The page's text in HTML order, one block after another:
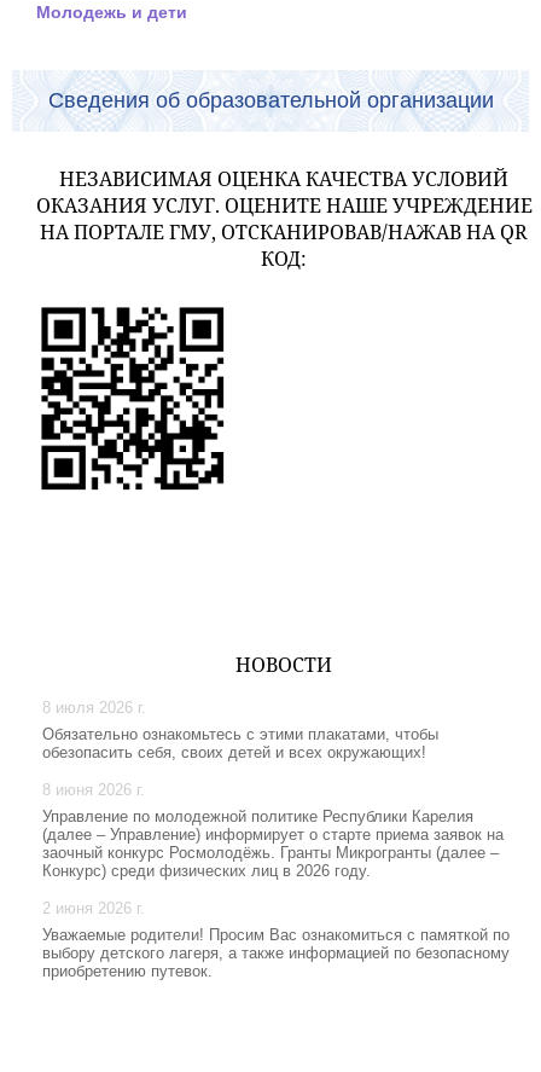
Молодежь и дети
Сведения об образовательной организации
НЕЗАВИСИМАЯ ОЦЕНКА КАЧЕСТВА УСЛОВИЙ
ОКАЗАНИЯ УСЛУГ. ОЦЕНИТЕ НАШЕ УЧРЕЖДЕНИЕ
НА ПОРТАЛЕ ГМУ, ОТСКАНИРОВАВ/НАЖАВ НА QR
КОД:
НОВОСТИ
8 июля 2026 г.
Обязательно ознакомьтесь с этими плакатами, чтобы
обезопасить себя, своих детей и всех окружающих!
8 июня 2026 г.
Управление по молодежной политике Республики Карелия
(далее – Управление) информирует о старте приема заявок на
заочный конкурс Росмолодёжь. Гранты Микрогранты (далее –
Конкурс) среди физических лиц в 2026 году.
2 июня 2026 г.
Уважаемые родители! Просим Вас ознакомиться с памяткой по
выбору детского лагеря, а также информацией по безопасному
приобретению путевок.